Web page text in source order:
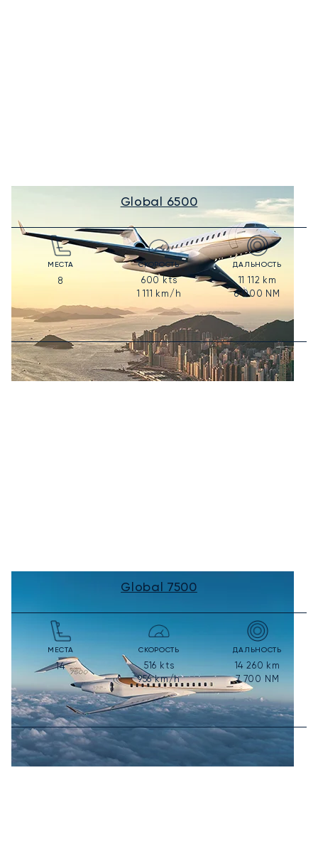
Global 6500
МЕСТА
8
СКОРОСТЬ
600kts
1 111 km/h
ДАЛЬНОСТЬ
11 112 km
6 000 NM
Global 7500
МЕСТА
14
СКОРОСТЬ
516 kts
956km/h
ДАЛЬНОСТЬ
14 260 km
7 700 NM